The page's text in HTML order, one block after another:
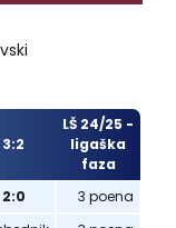
3:2
LŠ 24/25 -
ligaška
faza
2:0
3 poena